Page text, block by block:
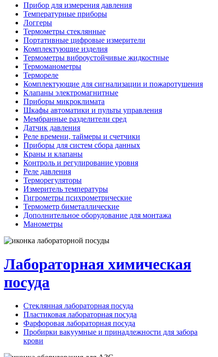
Прибор для измерения давления
Температурные приборы
Логгеры
Термометры стеклянные
Портативные цифровые измерители
Комплектующие изделия
Термометры виброустойчивые жидкостные
Термоманометры
Термореле
Комплектующие для сигнализации и пожаротушения
Клапаны электромагнитные
Приборы микроклимата
Шкафы автоматики и пульты управления
Мембранные разделители сред
Датчик давления
Реле времени, таймеры и счетчики
Приборы для систем сбора данных
Краны и клапаны
Контроль и регулирование уровня
Реле давления
Терморегуляторы
Измеритель температуры
Гигрометры психрометрические
Термометр биметаллические
Дополнительное оборудование для монтажа
Манометры
Лабораторная химическая
посуда
Стеклянная лабораторная посуда
Пластиковая лабораторная посуда
Фарфоровая лабораторная посуда
Пробирки вакуумные и принадлежности для забора
крови